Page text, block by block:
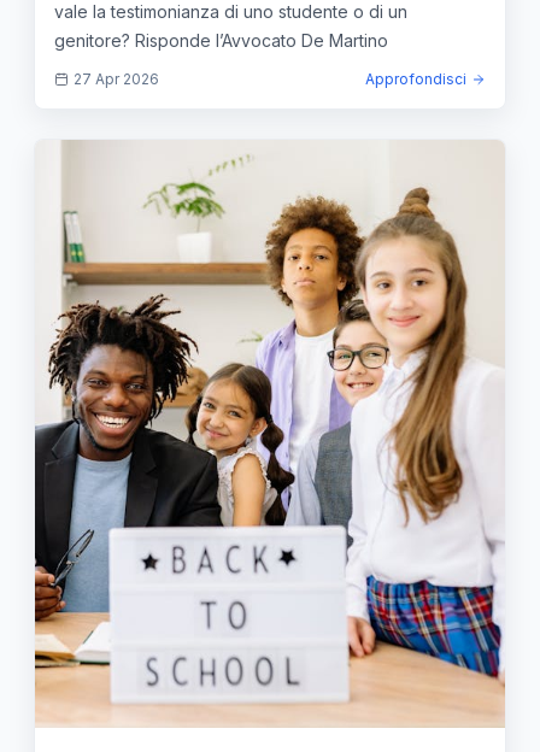
vale la testimonianza di uno studente o di un
genitore? Risponde l’Avvocato De Martino
27 Apr 2026 Approfondisci